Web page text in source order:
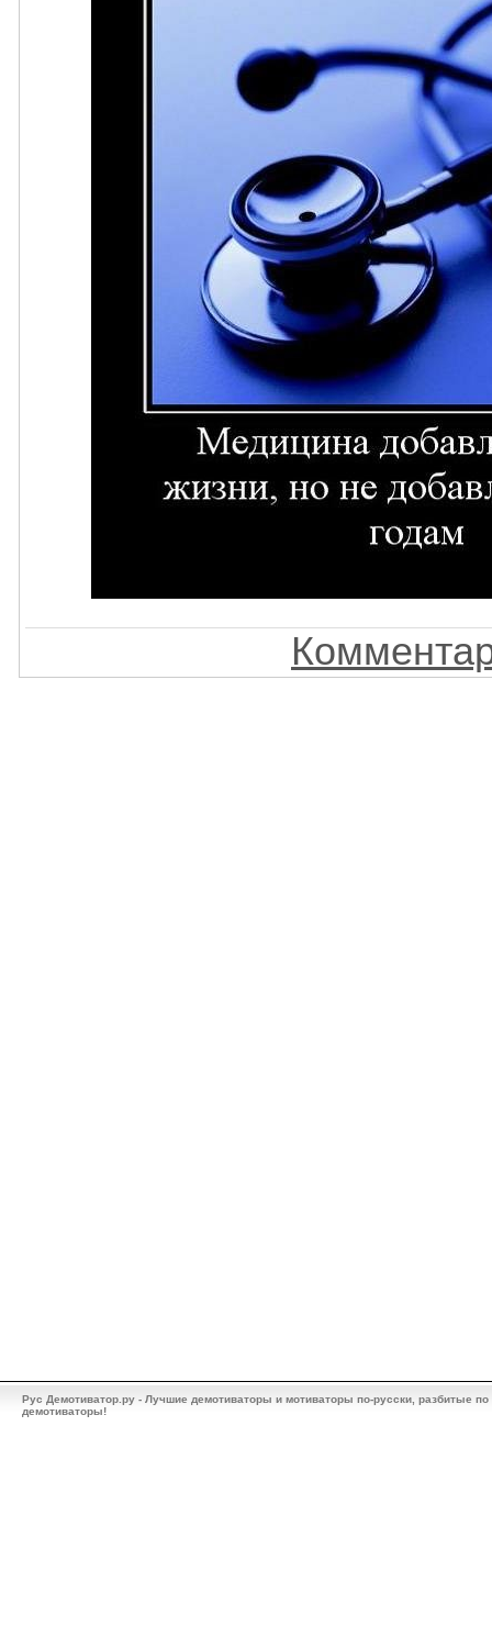
Рус Демотиватор.ру - Лучшие демотиваторы и мотиваторы по-русски, разбитые
демотиваторы!